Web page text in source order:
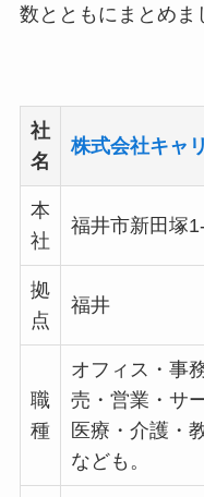
数とともにまとめま
社
名
株式会社キャ
本
社
福井市新田塚
拠
点
福井
職
種
オフィス・事
売・営業・サ
医療・介護・
なども。